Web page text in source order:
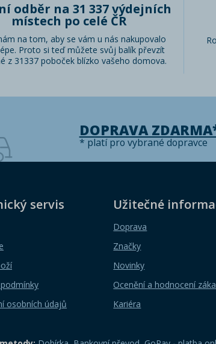
odběr na 31 337 výdejních
místech po celé ČR
na tom, aby se vám u nás nakupovalo
Proto si teď můžete svůj balík převzít
z 31337 poboček blízko vašeho domova.
DOPRAVA
* platí pro vybrané dopravce
servis
osobních údajů
Užitečné
Doprava
Značky
Novinky
Ocenění a hodnocení
Kariéra